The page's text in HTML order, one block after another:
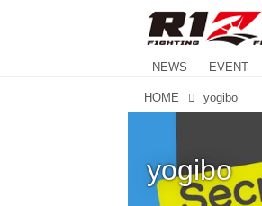
NEWS EVENT
HOME yogibo
yogibo